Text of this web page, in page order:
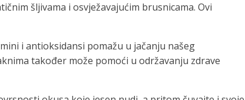
šljivama i osvježavajućim brusnicama. Ovi
i antioksidansi pomažu u jačanju našeg
također može pomoći u održavanju zdrave